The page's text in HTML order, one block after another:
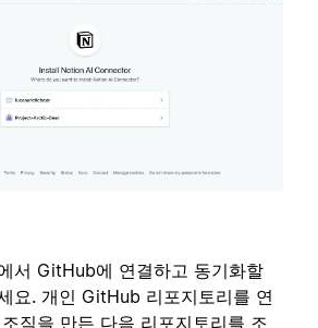
서 GitHub에 연결하고 동기화할
요. 개인 GitHub 리포지토리를 연
직을 만든 다음 리포지토리를 조